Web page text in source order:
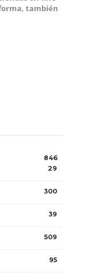
también
846
29
300
39
509
95